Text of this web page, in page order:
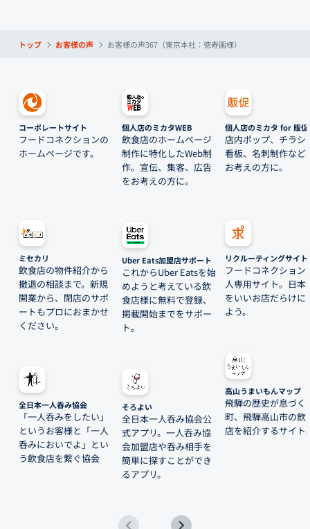
トップ お客様の声 お客様の声367（東京本社：徳寿園様）
コーポレートサイト
フードコネクションの
ホームページです。
ミセカリ
飲食店の物件紹介から
撤退の相談まで。新規
開業から、閉店のサポ
ートもプロにおまかせ
ください。
全日本一人呑み協会
「一人呑みをしたい」
というお客様と「一人
呑みにおいでよ」とい
う飲食店を繋ぐ協会
個人店のミカタWEB
飲食店のホームページ
制作に特化したWeb制
作。宣伝、集客、広告
をお考えの方に。
Uber Eats加盟店サポート
これからUber Eatsを始
めようと考えている飲
食店様に無料で登録、
掲載開始までをサポー
ト。
そろよい
全日本一人呑み協会公
式アプリ。一人呑み協
会加盟店や呑み相手を
簡単に探すことができ
るアプリ。
個人店のミカタ for 販促
店内ポップ、チラシ
看板、名刺制作など
お考えの方に。
リクルーティングサイト
フードコネクション
人専用サイト。日本
をいいお店だらけに
よう。
高山うまいもんマップ
飛騨の歴史が息づく
町、飛騨高山市の飲
店を紹介するサイト